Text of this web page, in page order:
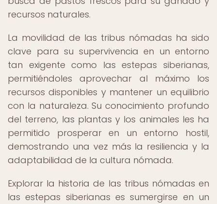
recursos naturales.
La movilidad de las tribus nómadas ha sido
clave para su supervivencia en un entorno
tan exigente como las estepas siberianas,
permitiéndoles aprovechar al máximo los
recursos disponibles y mantener un equilibrio
con la naturaleza. Su conocimiento profundo
del terreno, las plantas y los animales les ha
permitido prosperar en un entorno hostil,
demostrando una vez más la resiliencia y la
adaptabilidad de la cultura nómada.
Explorar la historia de las tribus nómadas en
las estepas siberianas es sumergirse en un